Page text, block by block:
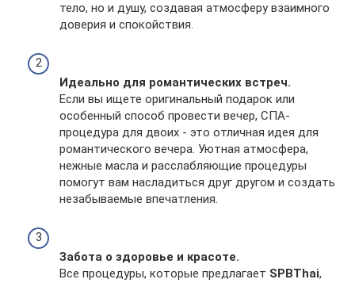
тело, но и душу, создавая атмосферу взаимного
доверия и спокойствия.
Идеально для романтических встреч.
Если вы ищете оригинальный подарок или
особенный способ провести вечер, СПА-
процедура для двоих - это отличная идея для
романтического вечера. Уютная атмосфера,
нежные масла и расслабляющие процедуры
помогут вам насладиться друг другом и создать
незабываемые впечатления.
Забота о здоровье и красоте.
Все процедуры, которые предлагает SPBThai,